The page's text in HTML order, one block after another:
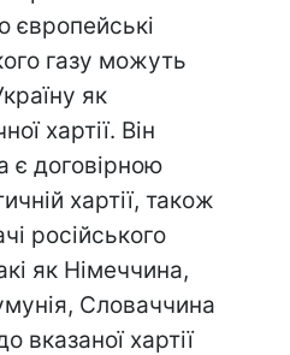
європейські
газу можуть
як
хартії. Він
є договірною
хартії, також
російського
як Німеччина,
Словаччина
вказаної хартії